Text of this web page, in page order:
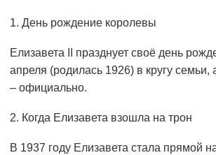
1. День рождение королевы
Елизавета II празднует своё день
апреля (родилась 1926) в кругу семьи,
– официально.
2. Когда Елизавета взошла на трон
В 1937 году Елизавета стала прямой